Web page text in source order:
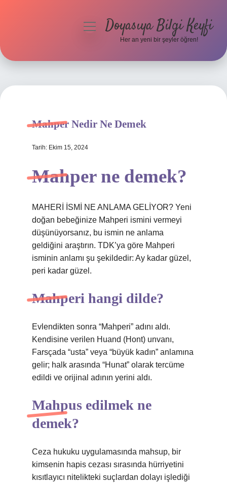
Hakkımızda
menüyüDoyasıya Bilgi Keyfi
Her an yeni bir şeyler öğren!
Mahper Nedir Ne Demek
Tarih: Ekim 15, 2024
Mahper ne demek?
MAHERİ İSMİ NE ANLAMA GELİYOR? Yeni
doğan bebeğinize Mahperi ismini vermeyi
düşünüyorsanız, bu ismin ne anlama
geldiğini araştırın. TDK’ya göre Mahperi
isminin anlamı şu şekildedir: Ay kadar güzel,
peri kadar güzel.
Mahperi hangi dilde?
Evlendikten sonra “Mahperi” adını aldı.
Kendisine verilen Huand (Hont) unvanı,
Farsçada “usta” veya “büyük kadın” anlamına
gelir; halk arasında “Hunat” olarak tercüme
edildi ve orijinal adının yerini aldı.
Mahpus edilmek ne
demek?
Ceza hukuku uygulamasında mahsup, bir
kimsenin hapis cezası sırasında hürriyetini
kısıtlayıcı nitelikteki suçlardan dolayı işlediği